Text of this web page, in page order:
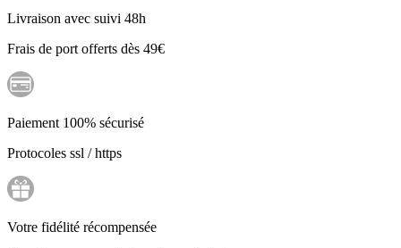
Livraison avec suivi 48h
Frais de port offerts dès 49€
Paiement 100% sécurisé
Protocoles ssl / https
Votre fidélité récompensée